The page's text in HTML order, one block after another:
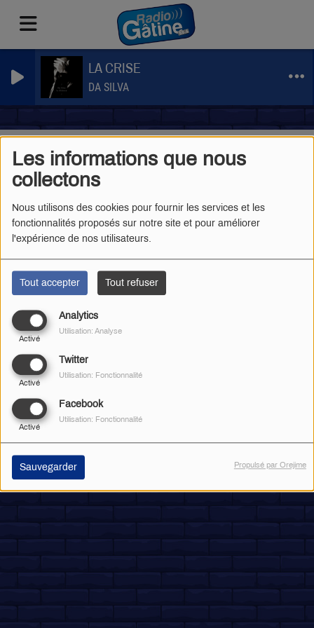
Les informations que nous
collectons
Nous utilisons des cookies pour fournir les services et les
fonctionnalités proposés sur notre site et pour améliorer
l'expérience de nos utilisateurs.
Tout accepter Tout refuser
Analytics
Activé
Utilisation: Analyse
Twitter
Activé
Utilisation: Fonctionnalité
Facebook
Activé
Utilisation: Fonctionnalité
Sauvegarder Propulsé par Orejime
LA CRISE
DA SILVA
Environnement
C'EST BEAU LA NATURE